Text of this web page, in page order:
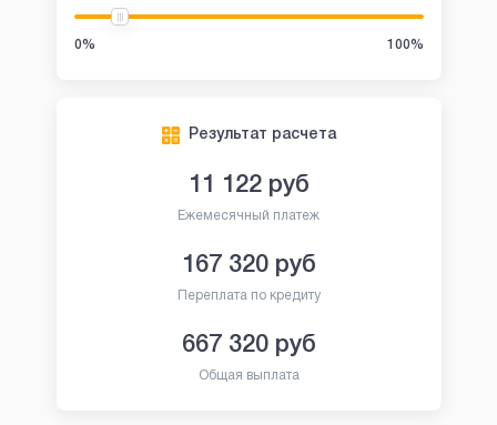
0% 100%
Результат расчета
11 122руб
Ежемесячный платеж
167 320руб
Переплата по кредиту
667 320руб
Общая выплата